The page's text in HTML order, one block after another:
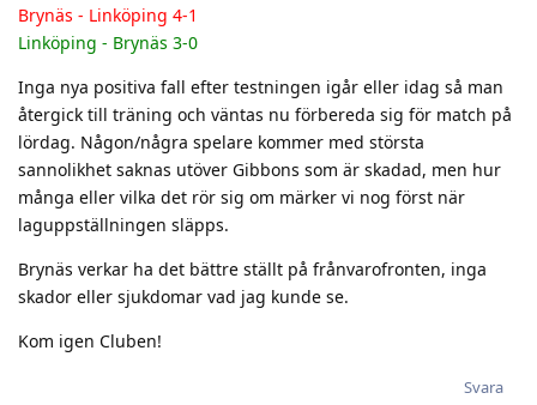
Brynäs - Linköping 4-1
Linköping - Brynäs 3-0
Inga nya positiva fall efter testningen igår eller idag så man
återgick till träning och väntas nu förbereda sig för match på
lördag. Någon/några spelare kommer med största
sannolikhet saknas utöver Gibbons som är skadad, men hur
många eller vilka det rör sig om märker vi nog först när
laguppställningen släpps.
Brynäs verkar ha det bättre ställt på frånvarofronten, inga
skador eller sjukdomar vad jag kunde se.
Kom igen Cluben!
Svara